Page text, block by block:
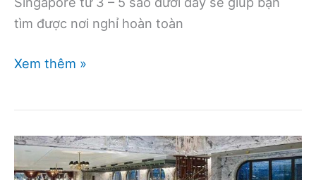
tìm được nơi nghỉ hoàn toàn
Khách
India
Singapore
Xem thêm »